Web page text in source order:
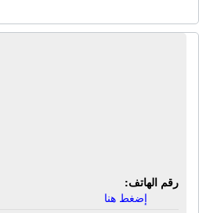
رقم الهاتف:
إضغط هنا